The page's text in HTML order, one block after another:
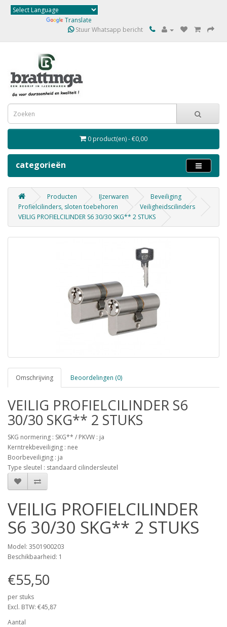
Translate
Stuur Whatsapp bericht
0 product(en) - €0,00
categorieën
Producten IJzerwaren
Beveiliging
Profielcilinders, sloten toebehoren
Veiligheidscilinders
VEILIG PROFIELCILINDER S6 30/30 SKG** 2 STUKS
Omschrijving Beoordelingen (0)
VEILIG PROFIELCILINDER S6
30/30 SKG** 2 STUKS
SKG normering : SKG** / PKVW : ja
Kerntrekbeveiliging : nee
Boorbeveiliging : ja
Type sleutel : standaard cilindersleutel
VEILIG PROFIELCILINDER
S6 30/30 SKG** 2 STUKS
Model: 3501900203
Beschikbaarheid: 1
€55,50
per stuks
Excl. BTW: €45,87
Aantal